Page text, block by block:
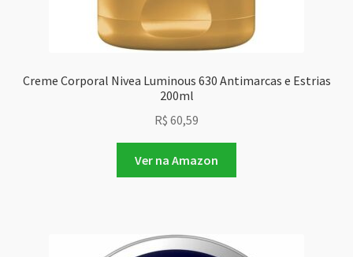
Creme Corporal Nivea Luminous 630 Antimarcas e Estrias
200ml
R$ 60,59
Ver na Amazon